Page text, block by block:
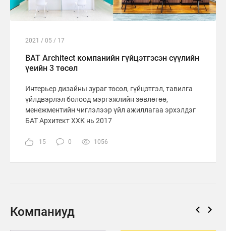
2021 / 05 / 17
BAT Architect компанийн гүйцэтгэсэн сүүлийн
үеийн 3 төсөл
Интерьер дизайны зураг төсөл, гүйцэтгэл, тавилга
үйлдвэрлэл болоод мэргэжлийн зөвлөгөө,
менежментийн чиглэлээр үйл ажиллагаа эрхэлдэг
БАТ Архитект ХХК нь 2017
15 0 1056
Компаниуд